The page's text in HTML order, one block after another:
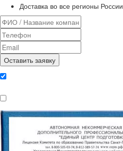
Доставка во все регионы России